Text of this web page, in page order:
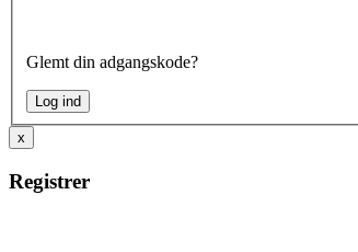
Glemt din adgangskode?
x
Registrer